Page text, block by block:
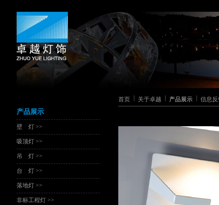
产品展示
壁 灯 >>
吸顶灯 >>
吊 灯 >>
台 灯 >>
落地灯 >>
非标工程灯 >>
首页 关于卓越 产品展示 信息反